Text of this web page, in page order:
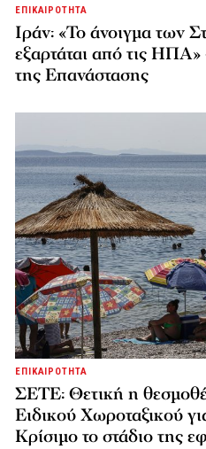
ΕΠΙΚΑΙΡΟΤΗΤΑ
Ιράν: «Το άνοιγμα των
εξαρτάται από τις
της Επανάστασης
ΕΠΙΚΑΙΡΟΤΗΤΑ
ΣΕΤΕ: Θετική η
Ειδικού Χωροταξικού
Κρίσιμο το στάδιο της